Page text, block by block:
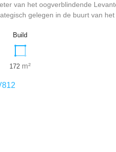
van het oogverblindende
gelegen in de buurt van het
Build
172 m²